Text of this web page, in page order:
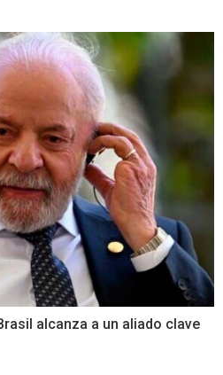
alcanza a un aliado clave